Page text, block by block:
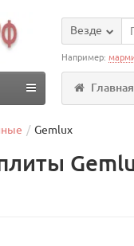
Везде
Например:
Главная
Gemlux